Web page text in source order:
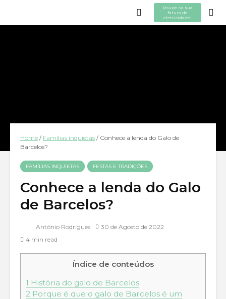
Poupe na sua
fatura de
eletricidade!
Home / Famílias inquietas / Conhece a lenda do Galo de
Barcelos?
FAMÍLIAS INQUIETAS FESTAS E TRADIÇÕES
Conhece a lenda do Galo
de Barcelos?
António Rodrigues
30 de Agosto de 2022
4 min read
Índice de conteúdos
1 História do galo de Barcelos
2 Porque é que o galo de Barcelos é um